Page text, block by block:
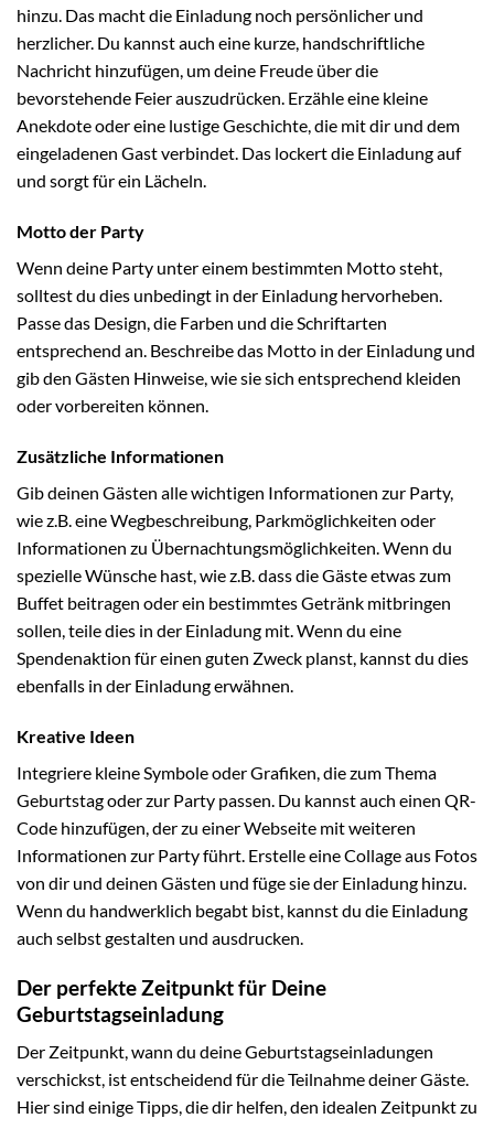
hinzu. Das macht die Einladung noch persönlicher und
herzlicher. Du kannst auch eine kurze, handschriftliche
Nachricht hinzufügen, um deine Freude über die
bevorstehende Feier auszudrücken. Erzähle eine kleine
Anekdote oder eine lustige Geschichte, die mit dir und dem
eingeladenen Gast verbindet. Das lockert die Einladung auf
und sorgt für ein Lächeln.
Motto der Party
Wenn deine Party unter einem bestimmten Motto steht,
solltest du dies unbedingt in der Einladung hervorheben.
Passe das Design, die Farben und die Schriftarten
entsprechend an. Beschreibe das Motto in der Einladung und
gib den Gästen Hinweise, wie sie sich entsprechend kleiden
oder vorbereiten können.
Zusätzliche Informationen
Gib deinen Gästen alle wichtigen Informationen zur Party,
wie z.B. eine Wegbeschreibung, Parkmöglichkeiten oder
Informationen zu Übernachtungsmöglichkeiten. Wenn du
spezielle Wünsche hast, wie z.B. dass die Gäste etwas zum
Buffet beitragen oder ein bestimmtes Getränk mitbringen
sollen, teile dies in der Einladung mit. Wenn du eine
Spendenaktion für einen guten Zweck planst, kannst du dies
ebenfalls in der Einladung erwähnen.
Kreative Ideen
Integriere kleine Symbole oder Grafiken, die zum Thema
Geburtstag oder zur Party passen. Du kannst auch einen QR-
Code hinzufügen, der zu einer Webseite mit weiteren
Informationen zur Party führt. Erstelle eine Collage aus Fotos
von dir und deinen Gästen und füge sie der Einladung hinzu.
Wenn du handwerklich begabt bist, kannst du die Einladung
auch selbst gestalten und ausdrucken.
Der perfekte Zeitpunkt für Deine
Geburtstagseinladung
Der Zeitpunkt, wann du deine Geburtstagseinladungen
verschickst, ist entscheidend für die Teilnahme deiner Gäste.
Hier sind einige Tipps, die dir helfen, den idealen Zeitpunkt zu